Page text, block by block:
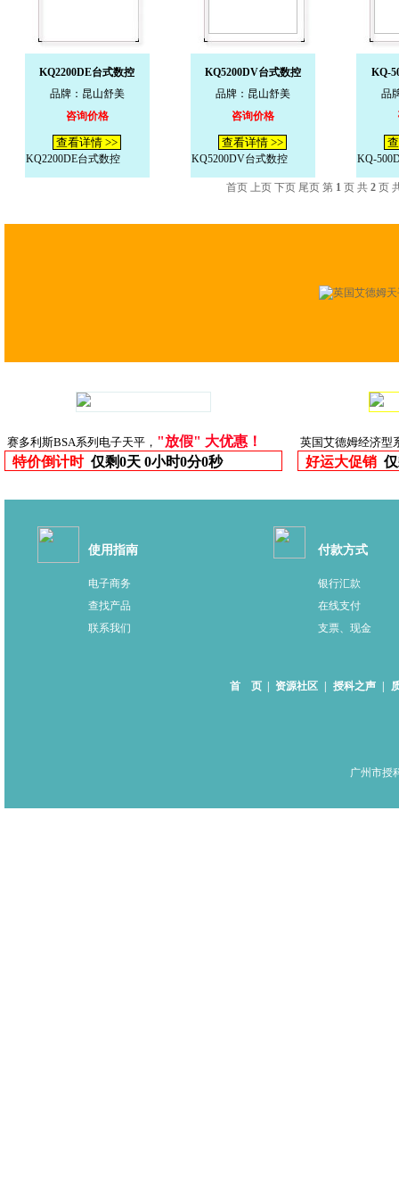
KQ2200DE台式数控
品牌：昆山舒美
咨询价格
查看详情 >>
KQ2200DE台式数控
KQ5200DV台式数控
品牌：昆山舒美
咨询价格
查看详情 >>
KQ5200DV台式数控
KQ-
品
KQ-
首页 上页 下页 尾页第 1 页 共 2 页
赛多利斯BSA系列电子天平， "放假" 大优惠！
特价倒计时 仅剩0天 0小时0分0秒
英国艾德姆经济型
好运大促销
使用指南
电子商务
查找产品
联系我们
付款方式
银行汇款
在线支付
支票、现金
首 页 资源社区 授科之声
广州市授